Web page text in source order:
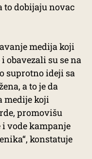
to dobijaju novac
medija koji
obavezali su se na
suprotno ideji sa
a to je da
medije koji
promovišu
vode kampanje
konstatuje